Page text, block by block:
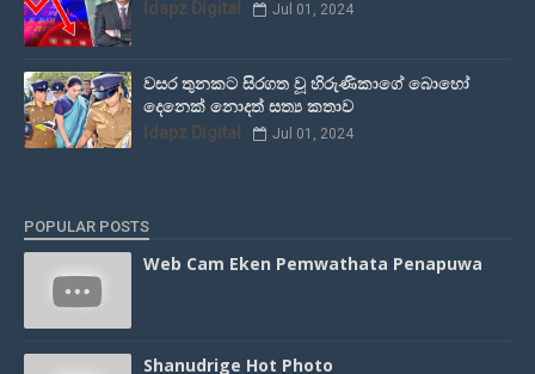
Idapz Digital Jul 01, 2024
වසර තුනකට සිරගත වූ හිරුණිකාගේ බොහෝ
දෙනෙක් නොදත් සත්‍ය කතාව
Idapz Digital Jul 01, 2024
POPULAR POSTS
Web Cam Eken Pemwathata Penapuwa
Shanudrige Hot Photo